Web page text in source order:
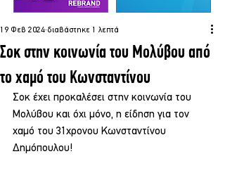
Σοκ στην κοινωνία του Μολύβου από
το χαμό του Κωνσταντίνου
19 Φεβ 2024 διαβάστηκε 1 λεπτά
Σοκ έχει προκαλέσει στην κοινωνία του
Μολύβου και όχι μόνο, η είδηση για τον
χαμό του 31χρονου Κωνσταντίνου
Δημόπουλου!